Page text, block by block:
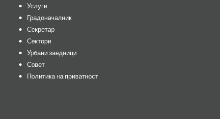
Услуги
Градоначалник
Секретар
Сектори
Урбани заедници
Совет
Политика на приватност